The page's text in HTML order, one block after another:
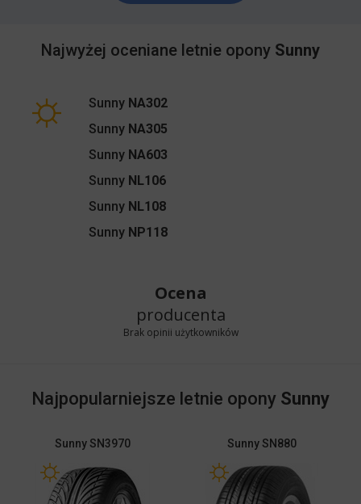
Najwyżej oceniane letnie opony Sunny
Sunny NA302
Sunny NA305
Sunny NA603
Sunny NL106
Sunny NL108
Sunny NP118
Ocena
producenta
Brak opinii użytkowników
Najpopularniejsze letnie opony Sunny
SunnySN3970 SunnySN880